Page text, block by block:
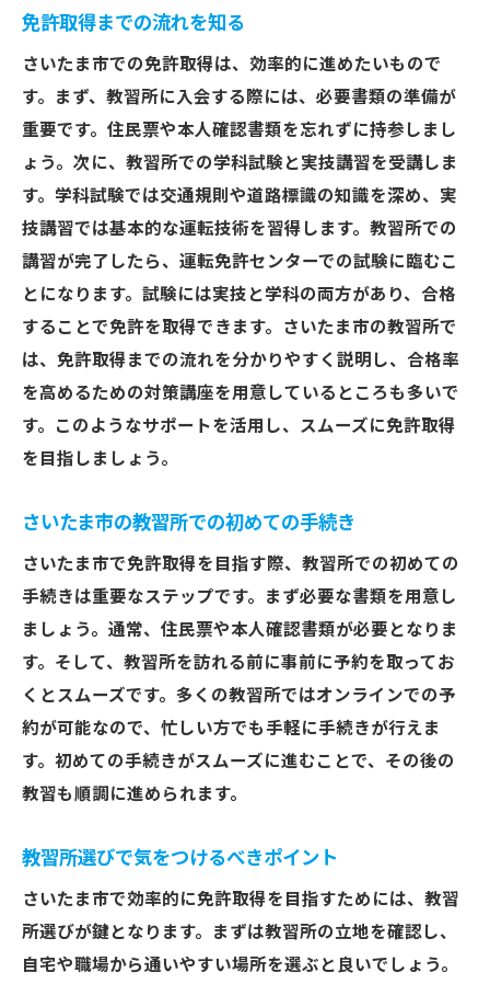
び
最速で免許取得できる教習所の探し方
さいたま市教習所の時間管理の秘訣
効率的な免許取得を実現するスケジュール
の組み方
無駄な時間を省くさいたま市の教習所の特
徴
免許取得を成功させる！さいたま市の教習所で
知っておきたいポイント
教習所で知っておくべきさいたま市の特徴
方法
さいたま市での免許取得前の心構え
教習所での免許取得を成功させるためのヒ
ント
免許取得をスムーズに進めるためのさいたま市
の教習所選び戦略
スムーズな免許取得を実現する教習所選び
の基準
クニック
教習所での免許取得をスムーズにするため
のポイント
さいたま市の教習所でのストレスフリーな
免許取得までの流れを知る
さいたま市での免許取得は、効率的に進めたいもので
す。まず、教習所に入会する際には、必要書類の準備が
重要です。住民票や本人確認書類を忘れずに持参しまし
ょう。次に、教習所での学科試験と実技講習を受講しま
す。学科試験では交通規則や道路標識の知識を深め、実
技講習では基本的な運転技術を習得します。教習所での
講習が完了したら、運転免許センターでの試験に臨むこ
とになります。試験には実技と学科の両方があり、合格
することで免許を取得できます。さいたま市の教習所で
は、免許取得までの流れを分かりやすく説明し、合格率
を高めるための対策講座を用意しているところも多いで
す。このようなサポートを活用し、スムーズに免許取得
を目指しましょう。
さいたま市の教習所での初めての手続き
さいたま市で免許取得を目指す際、教習所での初めての
手続きは重要なステップです。まず必要な書類を用意し
ましょう。通常、住民票や本人確認書類が必要となりま
す。そして、教習所を訪れる前に事前に予約を取ってお
くとスムーズです。多くの教習所ではオンラインでの予
約が可能なので、忙しい方でも手軽に手続きが行えま
す。初めての手続きがスムーズに進むことで、その後の
教習も順調に進められます。
教習所選びで気をつけるべきポイント
さいたま市で効率的に免許取得を目指すためには、教習
所選びが鍵となります。まずは教習所の立地を確認し、
自宅や職場から通いやすい場所を選ぶと良いでしょう。